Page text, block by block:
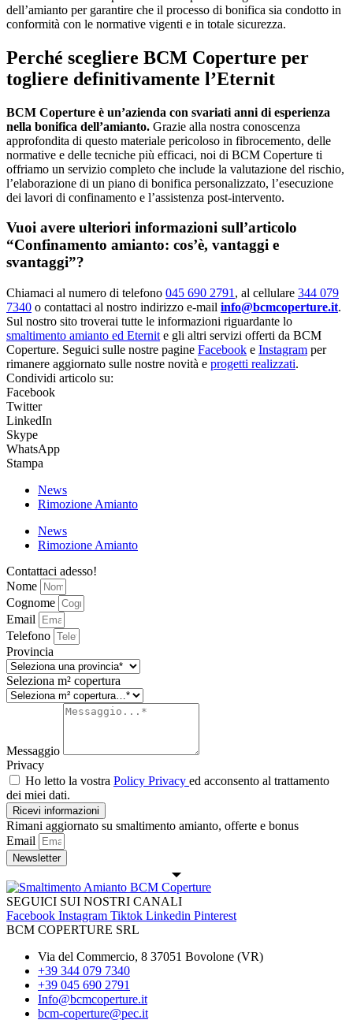
dell’amianto per garantire che il processo di bonifica sia condotto in
conformità con le normative vigenti e in totale sicurezza.
Perché scegliere BCM Coperture per
togliere definitivamente l’Eternit
BCM Coperture è un’azienda con svariati anni di esperienza
nella bonifica dell’amianto. Grazie alla nostra conoscenza
approfondita di questo materiale pericoloso in fibrocemento, delle
normative e delle tecniche più efficaci, noi di BCM Coperture ti
offriamo un servizio completo che include la valutazione del rischio,
l’elaborazione di un piano di bonifica personalizzato, l’esecuzione
dei lavori di confinamento e l’assistenza post-intervento.
Vuoi avere ulteriori informazioni sull’articolo
“Confinamento amianto: cos’è, vantaggi e
svantaggi”?
Chiamaci al numero di telefono 045 690 2791 , al cellulare 344 079
7340 o contattaci al nostro indirizzo e-mail info@bcmcoperture.it.
Sul nostro sito troverai tutte le informazioni riguardante lo
smaltimento amianto ed Eternit e gli altri servizi offerti da BCM
Coperture. Seguici sulle nostre pagine Facebook e Instagram per
rimanere aggiornato sulle nostre novità e progetti realizzati.
Condividi articolo su:
Facebook
Twitter
LinkedIn
Skype
WhatsApp
Stampa
News
Rimozione Amianto
News
Rimozione Amianto
Contattaci adesso!
Nome
Cognome
Email
Telefono
Provincia
Seleziona m² copertura
Messaggio
Privacy
Ho letto la vostra Policy Privacy ed acconsento al trattamento
dei miei dati.
Ricevi informazioni
Rimani aggiornato su smaltimento amianto, offerte e bonus
Email
Newsletter
SEGUICI SUI NOSTRI CANALI
Facebook Instagram Tiktok Linkedin Pinterest
BCM COPERTURE SRL
Via del Commercio, 8 37051 Bovolone (VR)
+39 344 079 7340
+39 045 690 2791
Info@bcmcoperture.it
bcm-coperture@pec.it